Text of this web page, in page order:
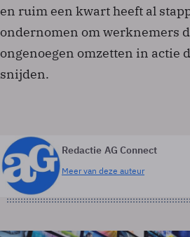
en ruim een kwart heeft al
ondernomen om werknemers
ongenoegen omzetten in actie
snijden.
Redactie AG Connect
Meer van deze auteur